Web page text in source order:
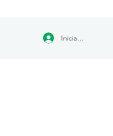
Iniciar sesión